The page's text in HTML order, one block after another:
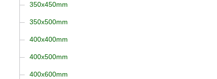
350x450mm
350x500mm
400x400mm
400x500mm
400x600mm